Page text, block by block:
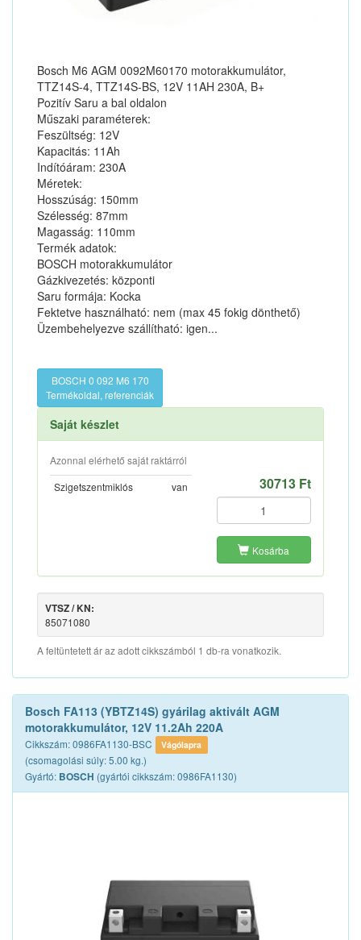
Bosch M6 AGM 0092M60170 motorakkumulátor,
TTZ14S-4, TTZ14S-BS, 12V 11AH 230A, B+
Pozitív Saru a bal oldalon
Műszaki paraméterek:
Feszültség: 12V
Kapacitás: 11Ah
Indítóáram: 230A
Méretek:
Hosszúság: 150mm
Szélesség: 87mm
Magasság: 110mm
Termék adatok:
BOSCH motorakkumulátor
Gázkivezetés: központi
Saru formája: Kocka
Fektetve használható: nem (max 45 fokig dönthető)
Üzembehelyezve szállítható: igen...
BOSCH 0 092 M6 170
Termékoldal, referenciák
Saját készlet
Azonnal elérhető saját raktárról
Szigetszentmiklós
van 30713 Ft
Kosárba
VTSZ / KN:
85071080
A feltüntetett ár az adott cikkszámból 1 db-ra vonatkozik.
Bosch FA113 (YBTZ14S) gyárilag aktivált AGM
motorakkumulátor, 12V 11.2Ah 220A
Cikkszám: 0986FA1130-BSC Vágólapra
(csomagolási súly: 5.00 kg.)
Gyártó: BOSCH (gyártói cikkszám: 0986FA1130)